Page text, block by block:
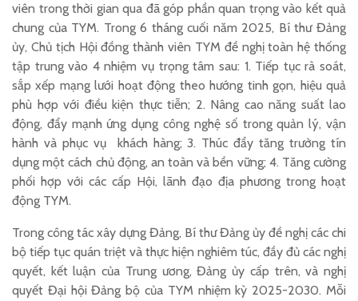
viên trong thời gian qua đã góp phần quan trọng vào kết quả
chung của TYM. Trong 6 tháng cuối năm 2025, Bí thư Đảng
ủy, Chủ tịch Hội đồng thành viên TYM đề nghị toàn hệ thống
tập trung vào 4 nhiệm vụ trọng tâm sau: 1. Tiếp tục rà soát,
sắp xếp mạng lưới hoạt động theo hướng tinh gọn, hiệu quả
phù hợp với điều kiện thực tiễn; 2. Nâng cao năng suất lao
động, đẩy mạnh ứng dụng công nghệ số trong quản lý, vận
hành và phục vụ khách hàng; 3. Thúc đẩy tăng trưởng tín
dụng một cách chủ động, an toàn và bền vững; 4. Tăng cường
phối hợp với các cấp Hội, lãnh đạo địa phương trong hoạt
động TYM.
Trong công tác xây dựng Đảng, Bí thư Đảng ủy đề nghị các chi
bộ tiếp tục quán triệt và thực hiện nghiêm túc, đầy đủ các nghị
quyết, kết luận của Trung ương, Đảng ủy cấp trên, và nghị
quyết Đại hội Đảng bộ của TYM nhiệm kỳ 2025-2030. Mỗi